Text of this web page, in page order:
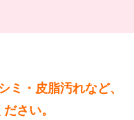
ミ・皮脂汚れなど、
さい。